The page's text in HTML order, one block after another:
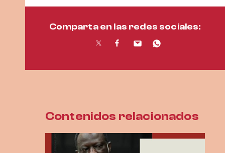
Comparta en las redes sociales:
Contenidos relacionados